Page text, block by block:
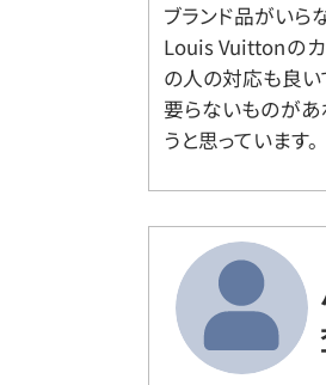
ブランド品がいら
Louis Vuittonの
の人の対応も良い
要らないものがあ
うと思っています。